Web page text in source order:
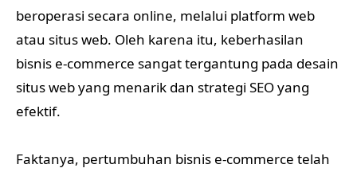
beroperasi secara online, melalui platform web
atau situs web. Oleh karena itu, keberhasilan
bisnis e-commerce sangat tergantung pada desain
situs web yang menarik dan strategi SEO yang
efektif.
Faktanya, pertumbuhan bisnis e-commerce telah